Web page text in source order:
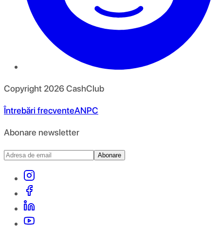
Copyright 2026CashClub
Întrebări frecventeANPC
Abonare newsletter
Abonare